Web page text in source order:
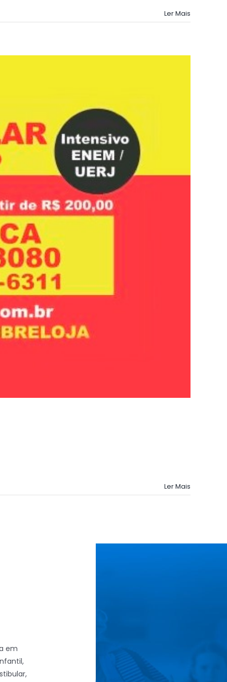
Ler Mais
Ler Mais
em